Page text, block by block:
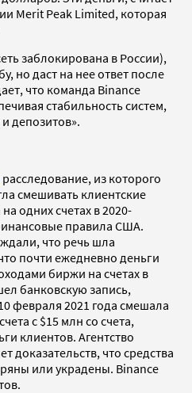
Merit Peak Limited, которая
заблокирована в России),
но даст на нее ответ после
что команда Binance
стабильность систем,
депозитов».
расследование, из которого
смешивать клиентские
одних счетах в 2020-
правила США.
что речь шла
почти ежедневно деньги
биржи на счетах в
банковскую запись,
февраля 2021 года смешала
с $15 млн со счета,
клиентов. Агентство
доказательств, что средства
или украдены. Binance